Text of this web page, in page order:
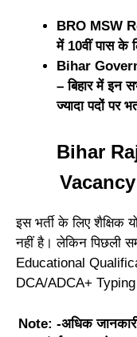
BRO MSW
में 10वीं पास के
Bihar
– बिहार में इन
ज्यादा पदों पर
Bihar
Vacancy
इस भर्ती के लिए शैक्षिक
नहीं है। लेकिन पिछली
Educational
DCA/ADCA+
Note: -अधिक